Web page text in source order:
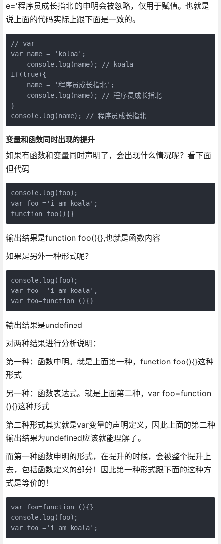
e='程序员成长指北'的申明会被忽略，仅用于赋值。也就是
说上面的代码实际上跟下面是一致的。
// var
var name = 'koloa';
    console.log(name); // koala
if(true){
    name = '程序员成长指北';
    console.log(name); // 程序员成长指北
}
console.log(name); // 程序员成长指北
变量和函数同时出现的提升
如果有函数和变量同时声明了，会出现什么情况呢？看下面
但代码
console.log(foo);
var foo ='i am koala';
输出结果是function foo(){},也就是函数内容
如果是另外一种形式呢？
console.log(foo);
var foo ='i am koala';
var foo=function (){}
输出结果是undefined
对两种结果进行分析说明：
第一种：函数申明。就是上面第一种，function foo(){}这种
形式
另一种：函数表达式。就是上面第二种，var foo=function
(){}这种形式
第二种形式其实就是var变量的声明定义，因此上面的第二种
输出结果为undefined应该就能理解了。
而第一种函数申明的形式，在提升的时候，会被整个提升上
去，包括函数定义的部分！因此第一种形式跟下面的这种方
式是等价的！
var foo=function (){}
console.log(foo);
var foo ='i am koala';